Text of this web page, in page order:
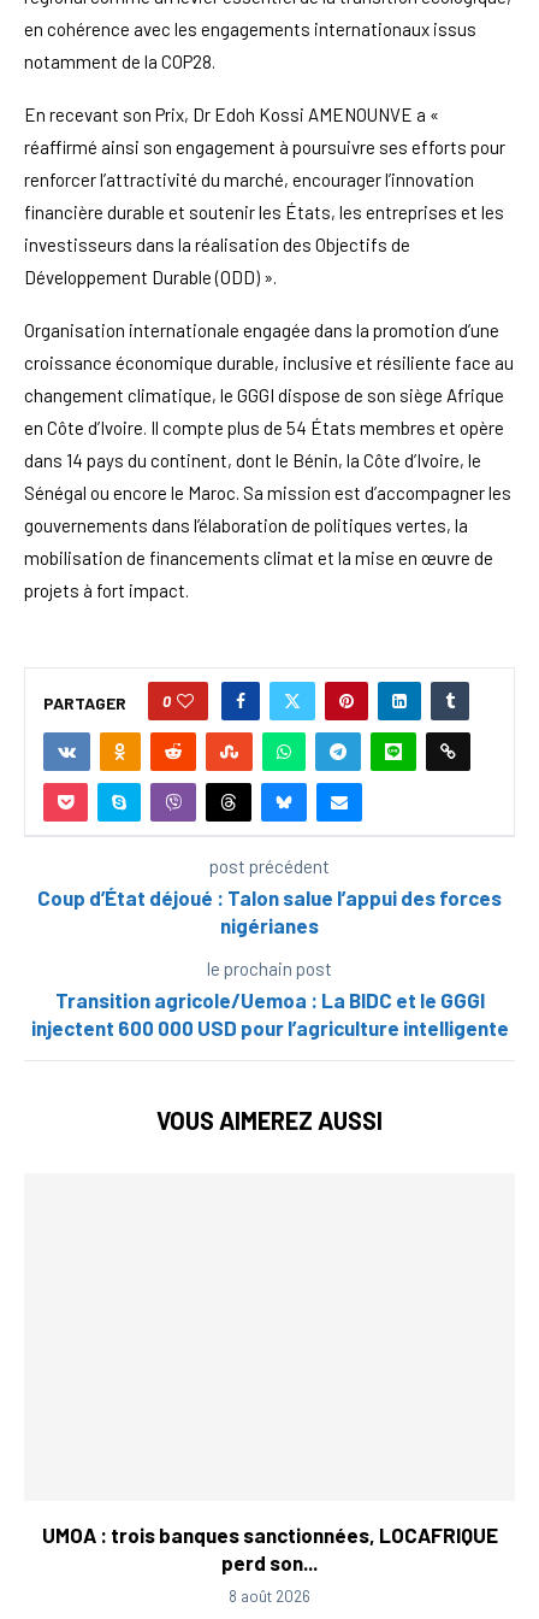
en cohérence avec les engagements internationaux issus
notamment de la COP28.
En recevant son Prix, Dr Edoh Kossi AMENOUNVE a «
réaffirmé ainsi son engagement à poursuivre ses efforts pour
renforcer l’attractivité du marché, encourager l’innovation
financière durable et soutenir les États, les entreprises et les
investisseurs dans la réalisation des Objectifs de
Développement Durable (ODD) ».
Organisation internationale engagée dans la promotion d’une
croissance économique durable, inclusive et résiliente face au
changement climatique, le GGGI dispose de son siège Afrique
en Côte d’Ivoire. Il compte plus de 54 États membres et opère
dans 14 pays du continent, dont le Bénin, la Côte d’Ivoire, le
Sénégal ou encore le Maroc. Sa mission est d’accompagner les
gouvernements dans l’élaboration de politiques vertes, la
mobilisation de financements climat et la mise en œuvre de
projets à fort impact.
PARTAGER 0
post précédent
Coup d’État déjoué : Talon salue l’appui des forces
nigérianes
le prochain post
Transition agricole/Uemoa : La BIDC et le GGGI
injectent 600 000 USD pour l’agriculture intelligente
VOUS AIMEREZ AUSSI
UMOA : trois banques sanctionnées, LOCAFRIQUE
perd son...
8 août 2026